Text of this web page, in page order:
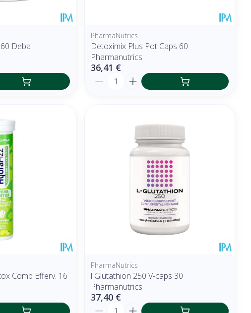
Deba
PharmaNutrics
Detoximix Plus Pot Caps 60
Pharmanutrics
36,41 €
Quantité
Comp Efferv. 16
PharmaNutrics
l Glutathion 250 V-caps 30
Pharmanutrics
37,40 €
Quantité